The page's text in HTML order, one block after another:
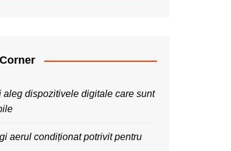
aleg dispozitivele digitale care sunt
aerul condiționat potrivit pentru